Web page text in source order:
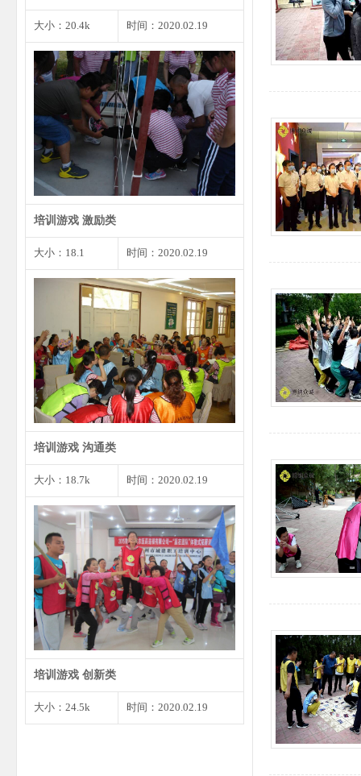
大小：20.4k 时间：2020.02.19
每个人都会遇到尴尬的事情或者小
错，遇到这种状况我们不…
培训游戏 激励类
大小：18.1 时间：2020.02.19
见面3分钟时是你留给他人第一印
象的最重要的时刻，同样…
培训游戏 沟通类
大小：18.7k 时间：2020.02.19
1、将预先准备好的婚礼请柬发给
大家，确保每个角色都有…
培训游戏 创新类
大小：24.5k 时间：2020.02.19